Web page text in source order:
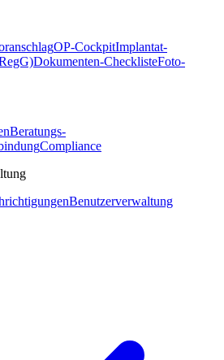
OP-CockpitImplantat-
Dokumenten-ChecklisteFoto-
Beratungs-
Compliance
Benutzerverwaltung